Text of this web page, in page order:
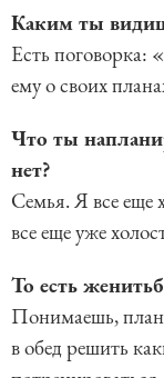
Каким ты
Есть поговорка:
ему о своих
Что ты
нет?
Семья. Я все еще
все еще уже
То есть
Понимаешь, план
в обед решить